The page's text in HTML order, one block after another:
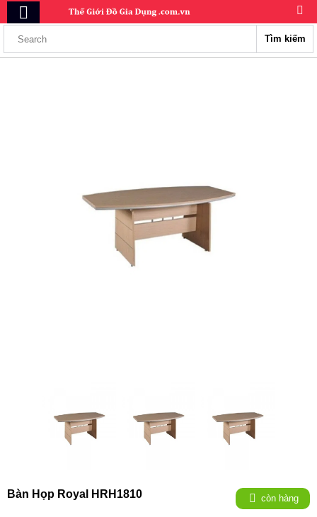
Tìm kiếm
Bàn Họp Royal HRH1810 còn hàng